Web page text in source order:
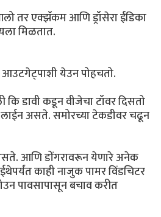
तर एक्झॅकम आणि ड्रॉसेरा ईंडिका
मिळतात.
येउन पोहचतो.
डावी कडून वीजेचा टॉवर दिसतो
असते. समोरच्या टेकडीवर चढून
आणि डोंगरावरून येणारे अनेक
काही नाजुक पामर विंडचिटर
पावसापासून बचाव करीत